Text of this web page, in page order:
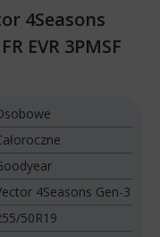
4Seasons
EVR 3PMSF
4Seasons Gen-3
50R19